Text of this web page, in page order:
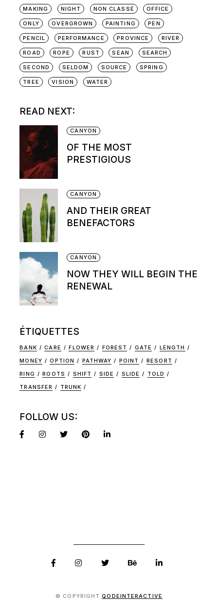
MAKING NIGHT NON CLASSÉ OFFICE
ONLY OVERGROWN PAINTING PEN
PENCIL PERFORMANCE PROVINCE RIVER
ROAD ROPE RUST SEAN SEARCH
SECOND SELDOM SOURCE SPRING
TREE VISION WATER
READ NEXT:
CANYON
OF THE MOST
PRESTIGIOUS
CANYON
AND THEIR GREAT
BENEFACTORS
CANYON
NOW THEY WILL BEGIN THE
RENEWAL
ÉTIQUETTES
BANK CARE FLOWER FOREST GATE
LENGTH
MONEY
OPTION PATHWAY POINT
RESORT
RING
ROOTS SHIFT SIDE SLIDE
TOLD
TRANSFER
TRUNK
FOLLOW US:
© COPYRIGHTQODEINTERACTIVE